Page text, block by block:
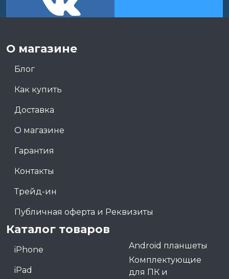
О магазине
Блог
Как купить
Доставка
О магазине
Гарантия
Контакты
Трейд-ин
Публичная оферта и Реквизиты
Каталог товаров
iPhone
iPad
Android планшеты
Комплектующие
для ПК и